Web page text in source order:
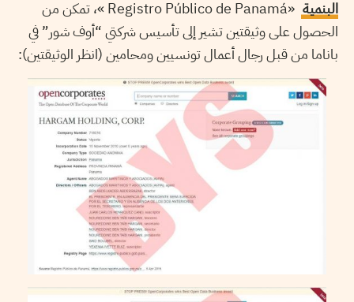
البنمية
«Registro Público de Panamá »، تمكن من
الحصول على وثيقتين تشير إلى تأسيس شركتي “أوف شور” في
باناما من قبل رجال أعمال تونسيين ومحامين (انظر الوثيقتين):